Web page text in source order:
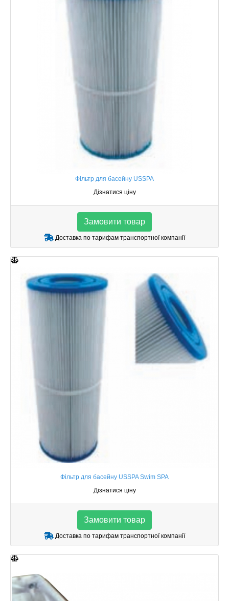
Фільтр для басейну USSPA
Дізнатися ціну
Замовити товар
Доставка по тарифам транспортної компанії
Фільтр для басейну USSPA Swim SPA
Дізнатися ціну
Замовити товар
Доставка по тарифам транспортної компанії